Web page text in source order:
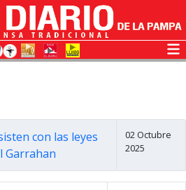
con las leyes
Garrahan
02 Octubre
2025